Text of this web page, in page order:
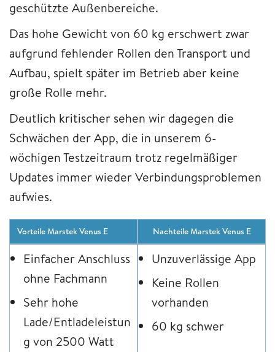
geschützte Außenbereiche.
Das hohe Gewicht von 60 kg erschwert zwar
aufgrund fehlender Rollen den Transport und
Aufbau, spielt später im Betrieb aber keine
große Rolle mehr.
Deutlich kritischer sehen wir dagegen die
Schwächen der App, die in unserem 6-
wöchigen Testzeitraum trotz regelmäßiger
Updates immer wieder Verbindungsproblemen
aufwies.
Vorteile Marstek Venus E Nachteile Marstek Venus E
Einfacher Anschluss
ohne Fachmann
Sehr hohe
Lade/Entladeleistun
g von 2500 Watt
Unzuverlässige App
Keine Rollen
vorhanden
60 kg schwer